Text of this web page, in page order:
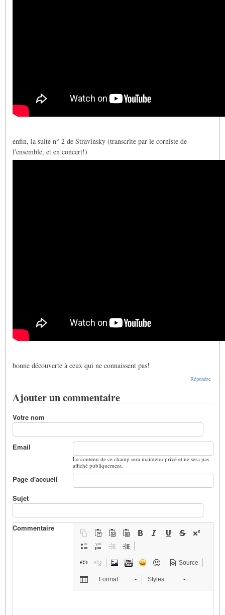
enfin, la suite n° 2 de Stravinsky (transcrite par le corniste de
l'ensemble, et en concert!)
bonne découverte à ceux qui ne connaissent pas!
Répondre
Ajouter un commentaire
Votre nom
Email
Le contenu de ce champ sera maintenu privé et ne sera pas
affiché publiquement.
Page d'accueil
Sujet
Commentaire
Source
Format Styles